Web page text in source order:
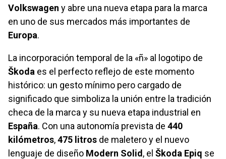
Volkswagen y abre una nueva etapa para la marca
en uno de sus mercados más importantes de
Europa.
La incorporación temporal de la «ñ» al logotipo de
Škoda es el perfecto reflejo de este momento
histórico: un gesto mínimo pero cargado de
significado que simboliza la unión entre la tradición
checa de la marca y su nueva etapa industrial en
España. Con una autonomía prevista de 440
kilómetros,475 litros de maletero y el nuevo
lenguaje de diseño Modern Solid , el Škoda Epiq se